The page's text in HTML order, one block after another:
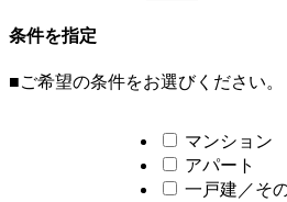
条件を指定
■ご希望の条件をお選びください。
マンション
アパート
一戸建／そ